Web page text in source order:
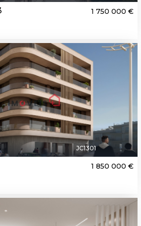
1 750 000 €
JC1301
1 850 000 €